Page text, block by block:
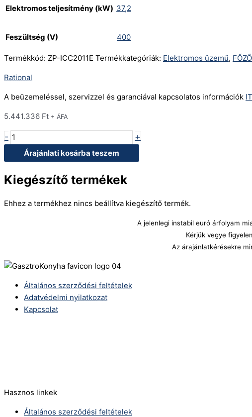
Elektromos teljesítmény (kW) 37,2
Feszültség (V) 400
Termékkód: ZP-ICC2011E Termékkategóriák: Elektromos üzemű,
Rational
A beüzemeléssel, szervizzel és garanciával kapcsolatos információk
5.441.336 Ft + ÁFA
- +
Árajánlati kosárba teszem
Kiegészítő termékek
Ehhez a termékhez nincs beállítva kiegészítő termék.
A jelenlegi instabil euró árfolyam
Kérjük vegye
Az árajánlatkérésekre
Általános szerződési feltételek
Adatvédelmi nyilatkozat
Kapcsolat
Hasznos linkek
Általános szerződési feltételek